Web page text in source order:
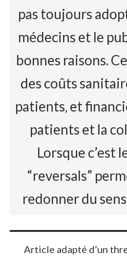
pas toujours
médecins et le
bonnes raisons.
des coûts
patients, et
patients et la
Lorsque c’est
“reversals”
redonner du
Article adapté d’un